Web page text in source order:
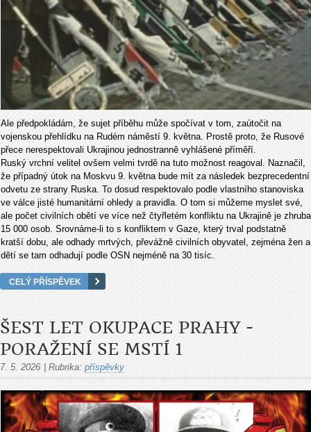
Ale předpokládám, že sujet příběhu může spočívat v tom, zaútočit na
vojenskou přehlídku na Rudém náměstí 9. května. Prostě proto, že Rusové
přece nerespektovali Ukrajinou jednostranně vyhlášené příměří.
Ruský vrchní velitel ovšem velmi tvrdě na tuto možnost reagoval. Naznačil,
že případný útok na Moskvu 9. května bude mít za následek bezprecedentní
odvetu ze strany Ruska. To dosud respektovalo podle vlastního stanoviska
ve válce jisté humanitární ohledy a pravidla. O tom si můžeme myslet své,
ale počet civilních obětí ve více než čtyřletém konfliktu na Ukrajině je zhruba
15 000 osob. Srovnáme-li to s konfliktem v Gaze, který trval podstatně
kratší dobu, ale odhady mrtvých, převážně civilních obyvatel, zejména žen a
dětí se tam odhadují podle OSN nejméně na 30 tisíc.
CELÝ PŘÍSPĚVEK
ŠEST LET OKUPACE PRAHY -
PORAŽENÍ SE MSTÍ 1
7. 5. 2026 Rubrika: příspěvky